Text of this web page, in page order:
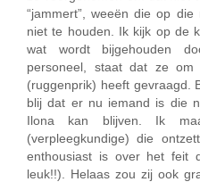
“jammert”, weeën die op
niet te houden. Ik kijk op de
wat wordt bijgehouden
personeel, staat dat ze
(ruggenprik) heeft gevraagd.
blij dat er nu iemand is die
Ilona kan blijven. Ik
(verpleegkundige) die
enthousiast is over het feit
leuk!!). Helaas zou zij ook